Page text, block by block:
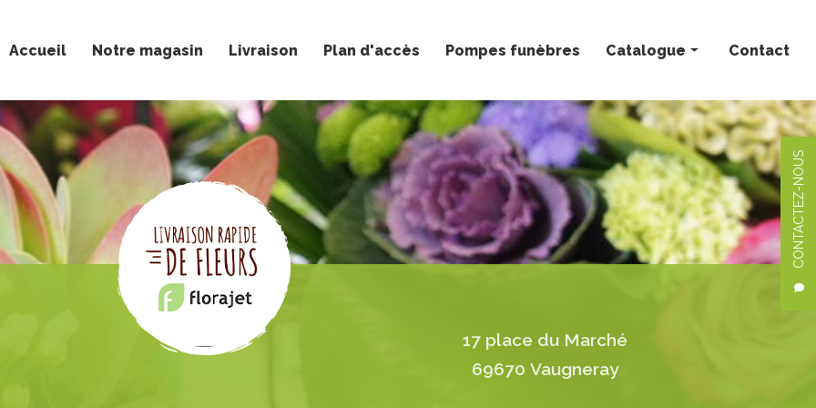
CONTACTEZ-NOUS
Accueil Notre magasin Livraison Plan d'accès Pompes funèbres Catalogue
Bouquets personnalisés
Compositions florales
Deuil
Mariage
Plantes
Contact
17 place du Marché
69670 Vaugneray